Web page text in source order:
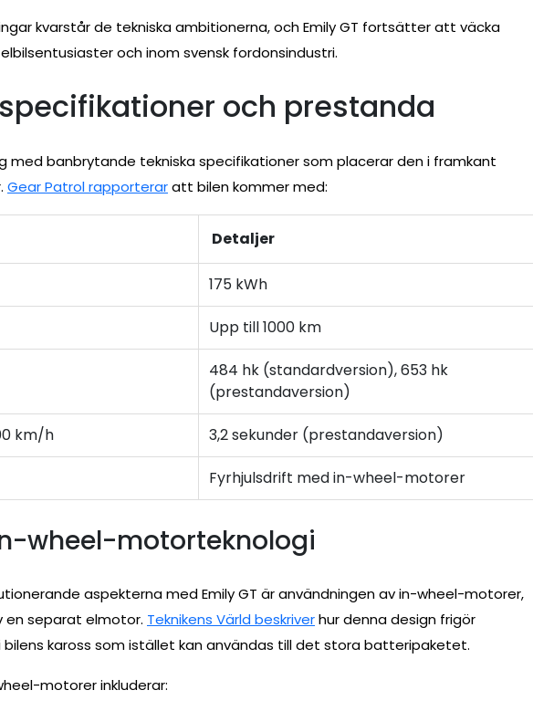
kvarstår de tekniska ambitionerna, och Emily GT fortsätter att väcka
och inom svensk fordonsindustri.
och prestanda
med banbrytande tekniska specifikationer som placerar den i framkant
Gear Patrol rapporteraratt bilen kommer med:
Detaljer
175 kWh
Upp till 1000 km
484 hk (standardversion), 653 hk
(prestandaversion)
km/h 3,2 sekunder (prestandaversion)
Fyrhjulsdrift med in-wheel-motorer
wheel-motorteknologi
aspekterna med Emily GT är användningen av in-wheel-motorer,
en separat elmotor. Teknikens Värld beskriverhur denna design frigör
kaross som istället kan användas till det stora batteripaketet.
motorer inkluderar: